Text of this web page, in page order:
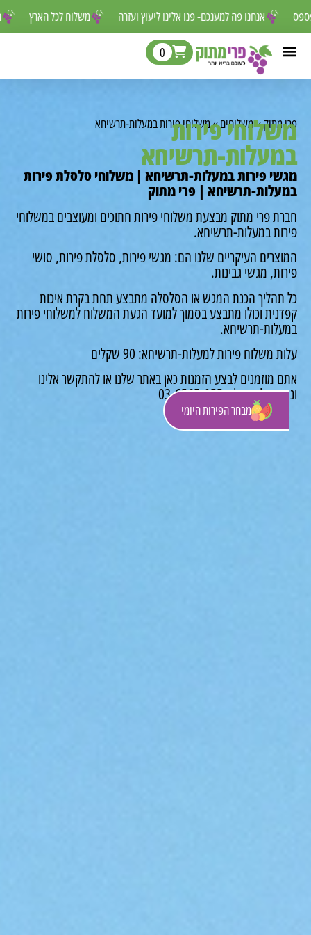
משלוח לכל הארץ אנחנו פה למענכם- פנו אלינו ליעוץ ועזרה לפספס
מבחר הפירות היומי
0
מתוק»משלוחים»משלוחי פירות במעלות-תרשיחא
פירות
תרשיחא
פירות במעלות-תרשיחא | משלוחי סלסלת פירות
תרשיחא | פרי מתוק
פרי מתוק מבצעת משלוחי פירות חתוכים ומעוצבים במשלוחי
במעלות-תרשיחא.
העיקריים שלנו הם: מגשי פירות, סלסלת פירות, סושי
מגשי גבינות.
תהליך הכנת המגש או הסלסלה מתבצע תחת בקרת איכות
וכולו מתבצע בסמוך למועד הגעת המשלוח למשלוחי פירות
תרשיחא.
משלוח פירות למעלות-תרשיחא: 90 שקלים
מוזמנים לבצע הזמנות כאן באתר שלנו או להתקשר אלינו
לסייע לך: 03-6565-055